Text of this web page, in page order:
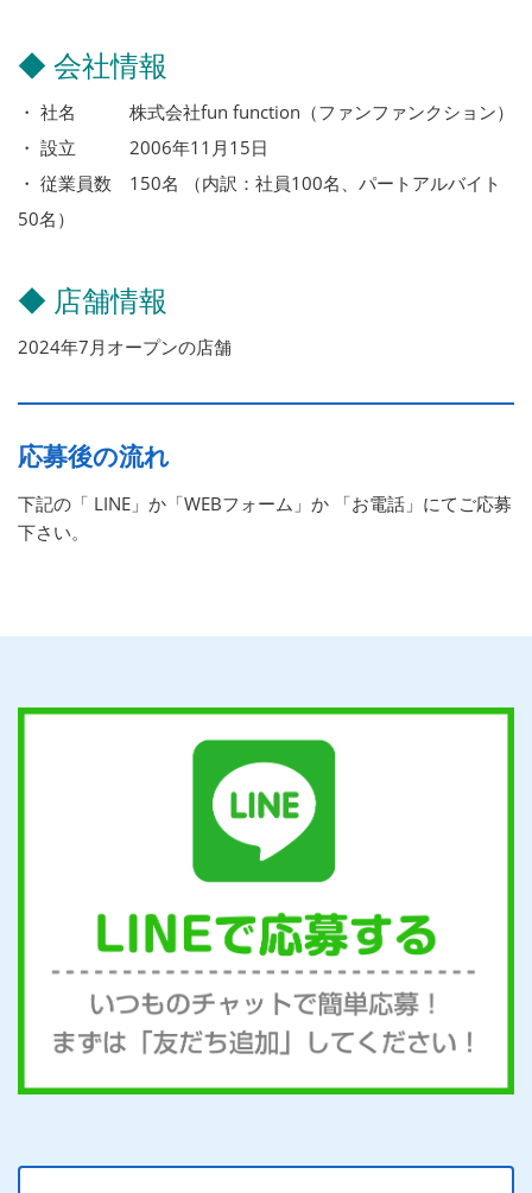
◆ 会社情報
・ 社名 株式会社fun function（ファンファンクション）
・ 設立 2006年11月15日
・ 従業員数 150名 （内訳：社員100名、パートアルバイト
50名）
◆ 店舗情報
2024年7月オープンの店舗
応募後の流れ
下記の「 LINE」か「WEBフォーム」か 「お電話」にてご応募
下さい。